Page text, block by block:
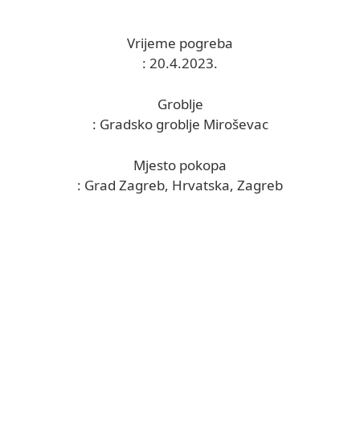
Vrijeme pogreba
: 20.4.2023.
Groblje
: Gradsko groblje Miroševac
Mjesto pokopa
: Grad Zagreb, Hrvatska, Zagreb